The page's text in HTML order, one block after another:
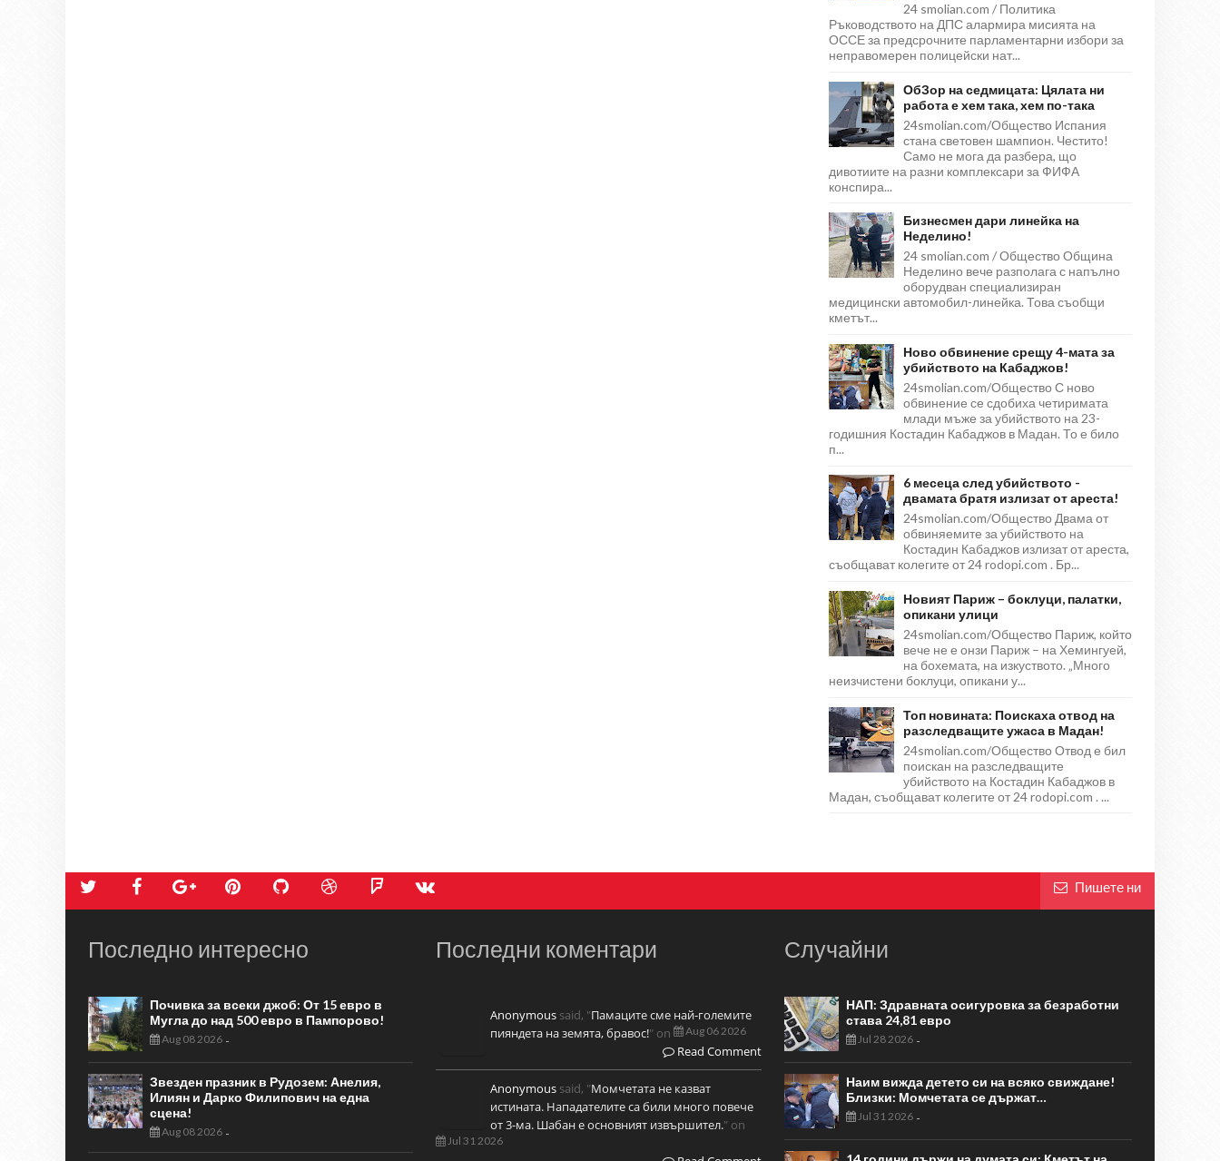
24 smolian.com / Политика
Ръководството на ДПС алармира мисията на
ОССЕ за предсрочните парламентарни избори за
неправомерен полицейски нат...
ОбЗор на седмицата: Цялата ни
работа е хем така, хем по-така
24smolian.com/Общество Испания
стана световен шампион. Честито!
Само не мога да разбера, що
дивотиите на разни комплексари за ФИФА
конспира...
Бизнесмен дари линейка на
Неделино!
24 smolian.com / Общество Община
Неделино вече разполага с напълно
оборудван специализиран
медицински автомобил-линейка. Това съобщи
кметът...
Ново обвинение срещу 4-мата за
убийството на Кабаджов!
24smolian.com/Общество С ново
обвинение се сдобиха четиримата
млади мъже за убийството на 23-
годишния Костадин Кабаджов в Мадан. То е било
п...
6 месеца след убийството -
двамата братя излизат от ареста!
24smolian.com/Общество Двама от
обвиняемите за убийството на
Костадин Кабаджов излизат от ареста,
съобщават колегите от 24 rodopi.com . Бр...
Новият Париж – боклуци, палатки,
опикани улици
24smolian.com/Общество Париж, който
вече не е онзи Париж – на Хемингуей,
на бохемата, на изкуството. „Много
неизчистени боклуци, опикани у...
Топ новината: Поискаха отвод на
разследващите ужаса в Мадан!
24smolian.com/Общество Отвод е бил
поискан на разследващите
убийството на Костадин Кабаджов в
Мадан, съобщават колегите от 24 rodopi.com . ...
Пишете ни
Последно интересно
Почивка за всеки джоб: От 15 евро в
Мугла до над 500 евро в Пампорово!
Aug 08 2026 -
Звезден празник в Рудозем: Анелия,
Илиян и Дарко Филипович на една
сцена!
Aug 08 2026 -
Последни коментари
Anonymous said, "Памаците сме най-големите
пияндета на земята, бравос!" on Aug 06 2026
Read Comment
Anonymous said, "Момчетата не казват
истината. Нападателите са били много повече
от 3-ма. Шабан е основният извършител." on
Jul 31 2026
Случайни
НАП: Здравната осигуровка за безработни
става 24,81 евро
Jul 28 2026-
Наим вижда детето си на всяко свиждане!
Близки: Момчетата се държат…
Jul 31 2026-